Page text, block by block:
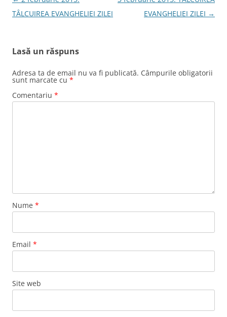
în
TÂLCUIREA EVANGHELIEI ZILEI
EVANGHELIEI ZILEI →
Lasă un răspuns
Adresa ta de email nu va fi publicată. Câmpurile obligatorii
sunt marcate cu *
Comentariu *
Nume *
Email *
Site web